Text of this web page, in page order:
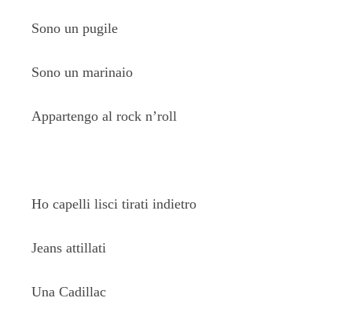
Sono un pugile
Sono un marinaio
Appartengo al rock n’roll
Ho capelli lisci tirati indietro
Jeans attillati
Una Cadillac